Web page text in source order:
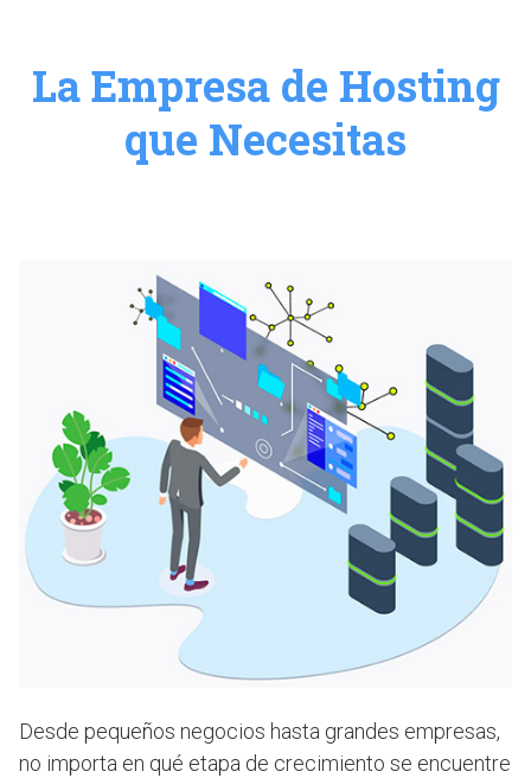
La Empresa de Hosting
que Necesitas
Desde pequeños negocios hasta grandes empresas,
no importa en qué etapa de crecimiento se encuentre